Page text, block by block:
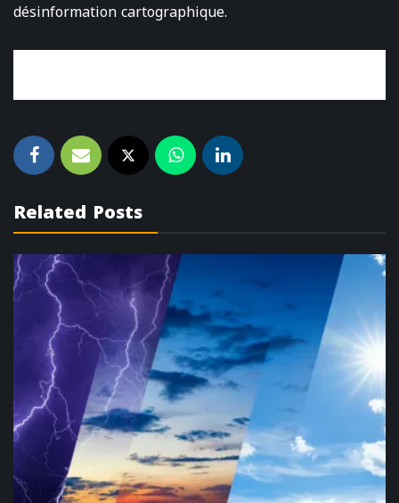
désinformation cartographique.
Related Posts